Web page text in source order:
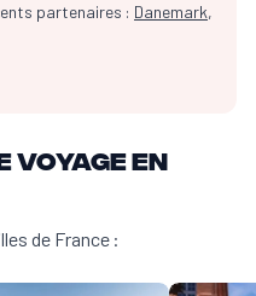
partenaires : Danemark,
en
de France :